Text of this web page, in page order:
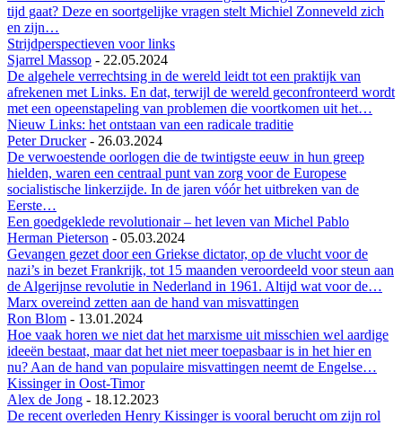
tijd gaat? Deze en soortgelijke vragen stelt Michiel Zonneveld zich
en zijn…
Strijdperspectieven voor links
Sjarrel Massop - 22.05.2024
De algehele verrechtsing in de wereld leidt tot een praktijk van
afrekenen met Links. En dat, terwijl de wereld geconfronteerd wordt
met een opeenstapeling van problemen die voortkomen uit het…
Nieuw Links: het ontstaan van een radicale traditie
Peter Drucker- 26.03.2024
De verwoestende oorlogen die de twintigste eeuw in hun greep
hielden, waren een centraal punt van zorg voor de Europese
socialistische linkerzijde. In de jaren vóór het uitbreken van de
Eerste…
Een goedgeklede revolutionair – het leven van Michel Pablo
Herman Pieterson - 05.03.2024
Gevangen gezet door een Griekse dictator, op de vlucht voor de
nazi’s in bezet Frankrijk, tot 15 maanden veroordeeld voor steun aan
de Algerijnse revolutie in Nederland in 1961. Altijd wat voor de…
Marx overeind zetten aan de hand van misvattingen
Ron Blom - 13.01.2024
Hoe vaak horen we niet dat het marxisme uit misschien wel aardige
ideeën bestaat, maar dat het niet meer toepasbaar is in het hier en
nu? Aan de hand van populaire misvattingen neemt de Engelse…
Kissinger in Oost-Timor
Alex de Jong - 18.12.2023
De recent overleden Henry Kissinger is vooral berucht om zijn rol